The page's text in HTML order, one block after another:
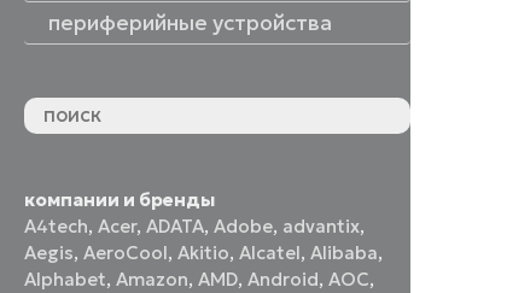
периферийные устройства
компании и бренды
A4tech,Acer,ADATA,Adobe, advantix,
Aegis,AeroCool,Akitio,Alcatel,Alibaba,
Alphabet,Amazon,AMD,Android,AOC,